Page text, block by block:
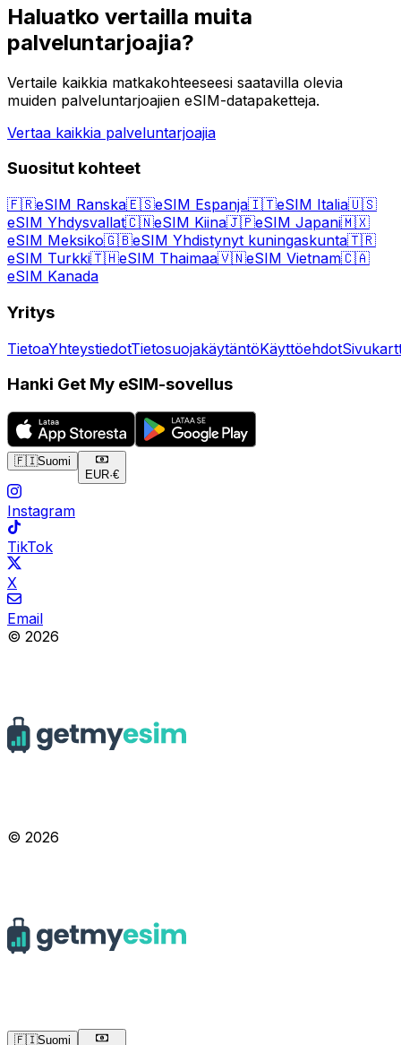
Haluatko vertailla muita
palveluntarjoajia?
Vertaile kaikkia matkakohteeseesi saatavilla olevia
muiden palveluntarjoajien eSIM-datapaketteja.
Vertaa kaikkia palveluntarjoajia
Suositut kohteet
🇫🇷eSIM Ranska🇪🇸eSIM Espanja🇮🇹eSIM Italia🇺🇸
eSIM Yhdysvallat🇨🇳eSIM Kiina🇯🇵eSIM Japani🇲🇽
eSIM Meksiko🇬🇧eSIM Yhdistynyt kuningaskunta🇹🇷
eSIM Turkki🇹🇭eSIM Thaimaa🇻🇳eSIM Vietnam🇨🇦
eSIM Kanada
Yritys
TietoaYhteystiedotTietosuojakäytäntöKäyttöehdot
Hanki Get My eSIM-sovellus
🇫🇮Suomi
EUR·€
Instagram
TikTok
X
Email
© 2026
© 2026
🇫🇮Suomi